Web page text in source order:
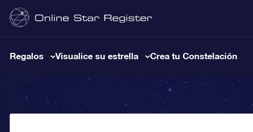
Regalos Visualice su estrella Crea tu Constelación